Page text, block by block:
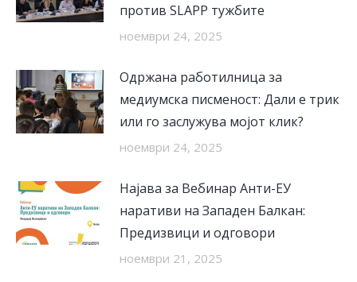
против SLAPP тужбите
ноември 24, 2025
Одржана работилница за
медиумска писменост: Дали е трик
или го заслужува мојот клик?
ноември 24, 2025
Најава за Вебинар Анти-ЕУ
наративи на Западен Балкан:
Предизвици и одговори
ноември 21, 2025